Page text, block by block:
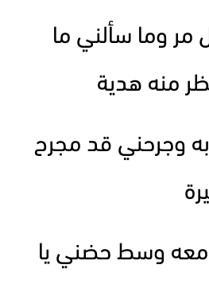
وما سألني ما
منه هدية
وجرحني قد مجرح
وسط حضني يا